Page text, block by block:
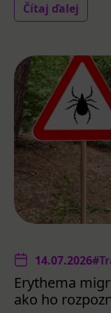
Čítaj ďalej
14.07.2026
Erythema
ako ho